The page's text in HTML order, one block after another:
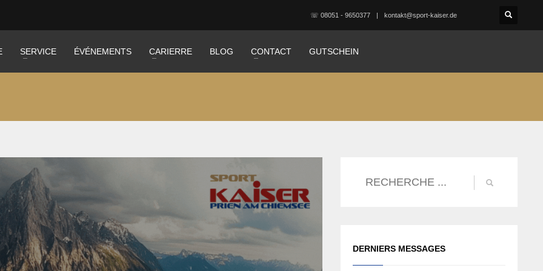
☏ 08051 - 9650377 kontakt@sport-kaiser.de
SERVICE ÉVÉNEMENTS CARIERRE BLOG CONTACT GUTSCHEIN
DERNIERS MESSAGES